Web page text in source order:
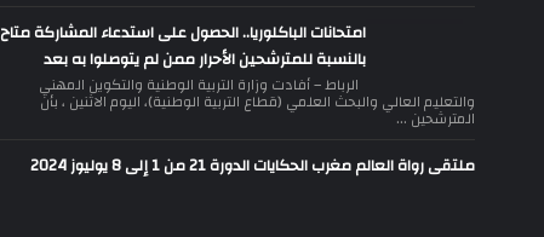
امتحانات الباكلوريا.. الحصول على استدعاء المشاركة متاح
بالنسبة للمترشحين الأحرار ممن لم يتوصلوا به بعد
الرباط – أفادت وزارة التربية الوطنية والتكوين المهني
والتعليم العالي والبحث العلمي (قطاع التربية الوطنية)، اليوم الاثنين ، بأن
المترشحين ...
ملتقى رواة العالم مغرب الحكايات الدورة 21 من 1 إلى 8 يوليوز 2024